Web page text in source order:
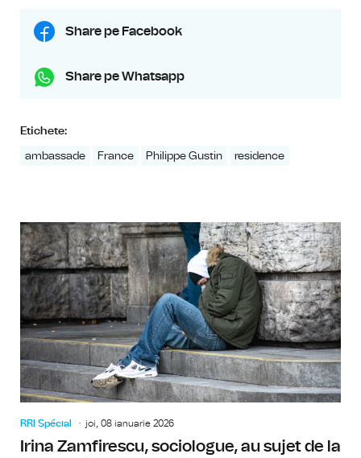
Share pe Facebook
Share pe Whatsapp
Etichete:
ambassade France Philippe Gustin residence
RRI Spécial joi, 08 ianuarie 2026
Irina Zamfirescu, sociologue, au sujet de la